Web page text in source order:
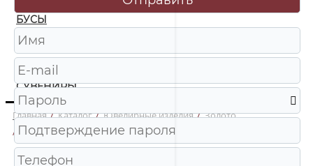
БУСЫ
ЧАСЫ
ШКАТУЛКИ
СУВЕНИРЫ
Главная / Каталог / Ювелирные изделия / Золото
/
01-52-0200-00 Серьги Au 585